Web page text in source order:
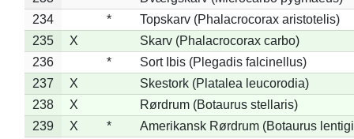
234
*
Topskarv (Phalacrocorax aristotelis)
235
X
Skarv (Phalacrocorax carbo)
236
*
Sort Ibis (Plegadis falcinellus)
237
X
Skestork (Platalea leucorodia)
238
X
Rørdrum (Botaurus stellaris)
239
X *
Amerikansk Rørdrum (Botaurus